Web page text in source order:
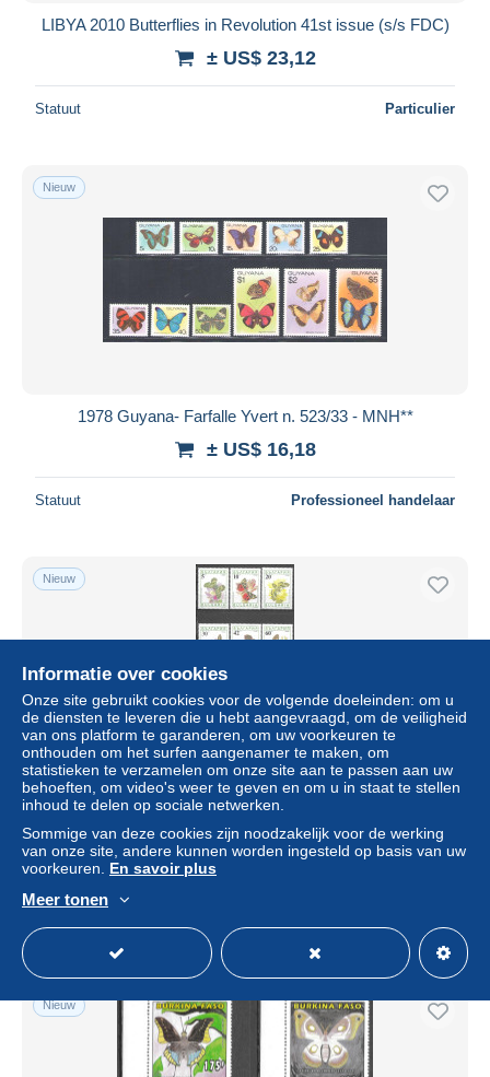
LIBYA 2010 Butterflies in Revolution 41st issue (s/s FDC)
± US$ 23,12
Statuut Particulier
Nieuw
1978 Guyana- Farfalle Yvert n. 523/33 - MNH**
± US$ 16,18
Statuut Professioneel handelaar
Nieuw
Bulgarie Insectes Papillons Sphinx Insect Butterflies Moths
Insekten Tagfalter Insectos Mariposas Farfalle Falene
**1990
± US$ 2,89
Statuut Particulier
Nieuw
Informatie over cookies
Onze site gebruikt cookies voor de volgende doeleinden: om u
de diensten te leveren die u hebt aangevraagd, om de veiligheid
van ons platform te garanderen, om uw voorkeuren te
onthouden om het surfen aangenamer te maken, om
statistieken te verzamelen om onze site aan te passen aan uw
behoeften, om video's weer te geven en om u in staat te stellen
inhoud te delen op sociale netwerken.
Sommige van deze cookies zijn noodzakelijk voor de werking
van onze site, andere kunnen worden ingesteld op basis van uw
voorkeuren. En savoir plus
Meer tonen